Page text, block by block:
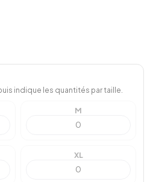
indique les quantités par taille.
M
XL